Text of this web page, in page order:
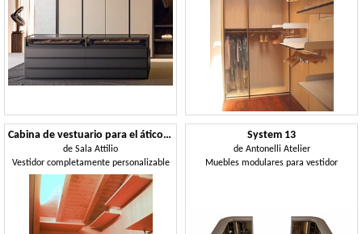
Cabina de vestuario para el ático 01
de Sala Attilio
Vestidor completamente personalizable
System 13
de Antonelli Atelier
Muebles modulares para vestidor